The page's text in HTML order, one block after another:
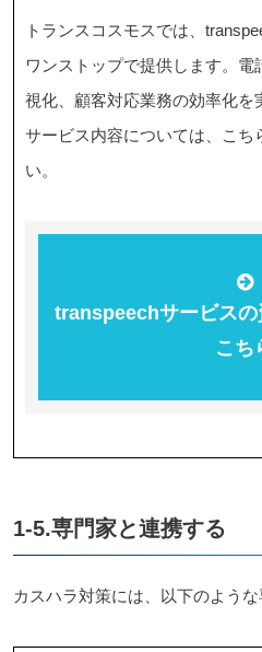
トランスコスモスでは、
ワンストップで提供します。
視化、顧客対応業務の効率化を
サービス内容については、こち
い。
transpeechサービスの
こち
1-5.専門家と連携する
カスハラ対策には、以下のよう